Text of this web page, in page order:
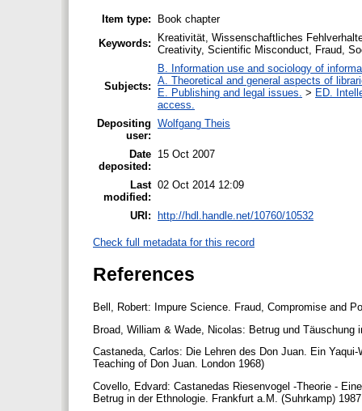
Item type:
Book chapter
Keywords:
Kreativität, Wissenschaftliches
Creativity, Scientific Misconduct, Fraud,
Subjects:
B. Information use and sociology of
A. Theoretical and general aspects of
E. Publishing and legal issues. > ED.
access.
Depositing
user:
Wolfgang Theis
Date
deposited:
15 Oct 2007
Last
modified:
02 Oct 2014 12:09
URI: http://hdl.handle.net/10760/10532
Check full metadata for this record
References
Bell, Robert: Impure Science. Fraud, Compromise and
Broad, William & Wade, Nicolas: Betrug und
Castaneda, Carlos: Die Lehren des Don Juan. Ein
Teaching of Don Juan. London 1968)
Covello, Edvard: Castanedas Riesenvogel -Theorie -
Betrug in der Ethnologie. Frankfurt a.M. (Suhrkamp)